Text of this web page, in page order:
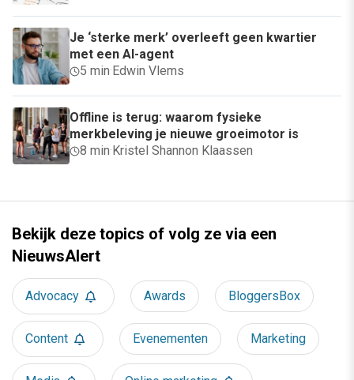
Je ‘sterke merk’ overleeft geen kwartier
met een AI-agent
5 min· Edwin Vlems
Offline is terug: waarom fysieke
merkbeleving je nieuwe groeimotor is
8 min· Kristel Shannon Klaassen
Bekijk deze topics of volg ze via een
NieuwsAlert
Advocacy Awards BloggersBox
Content Evenementen Marketing